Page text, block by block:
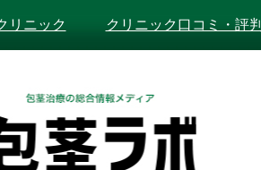
リニック クリニック口コミ・評判